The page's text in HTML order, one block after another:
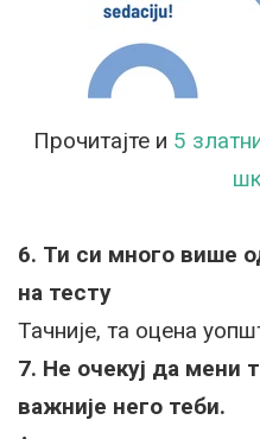
Прочитајте и 5
6. Ти си много више
на тесту
Тачније, та оцена
7. Не очекуј да мени
важније него теби.